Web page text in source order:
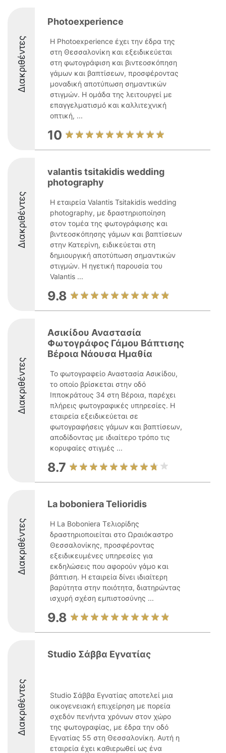
Διακριθέντες
Photoexperience
Η Photoexperience έχει την έδρα της
στη Θεσσαλονίκη και εξειδικεύεται
στη φωτογράφιση και βιντεοσκόπηση
γάμων και βαπτίσεων, προσφέροντας
μοναδική αποτύπωση σημαντικών
στιγμών. Η ομάδα της λειτουργεί με
επαγγελματισμό και καλλιτεχνική
οπτική, ...
10
Διακριθέντες
valantis tsitakidis wedding
photography
Η εταιρεία Valantis Tsitakidis wedding
photography, με δραστηριοποίηση
στον τομέα της φωτογράφισης και
βιντεοσκόπησης γάμων και βαπτίσεων
στην Κατερίνη, ειδικεύεται στη
δημιουργική αποτύπωση σημαντικών
στιγμών. Η ηγετική παρουσία του
Valantis ...
9.8
Διακριθέντες
Ασικίδου Αναστασία
Φωτογράφος Γάμου Βάπτισης
Βέροια Νάουσα Ημαθία
Το φωτογραφείο Αναστασία Ασικίδου,
το οποίο βρίσκεται στην οδό
Ιπποκράτους 34 στη Βέροια, παρέχει
πλήρεις φωτογραφικές υπηρεσίες. Η
εταιρεία εξειδικεύεται σε
φωτογραφήσεις γάμων και βαπτίσεων,
αποδίδοντας με ιδιαίτερο τρόπο τις
κορυφαίες στιγμές ...
8.7
Διακριθέντες
La boboniera Telioridis
Η La Boboniera Τελιορίδης
δραστηριοποιείται στο Ωραιόκαστρο
Θεσσαλονίκης, προσφέροντας
εξειδικευμένες υπηρεσίες για
εκδηλώσεις που αφορούν γάμο και
βάπτιση. Η εταιρεία δίνει ιδιαίτερη
βαρύτητα στην ποιότητα, διατηρώντας
ισχυρή σχέση εμπιστοσύνης ...
9.8
Διακριθέντες
Studio Σάββα Εγνατίας
Studio Σάββα Εγνατίας αποτελεί μια
οικογενειακή επιχείρηση με πορεία
σχεδόν πενήντα χρόνων στον χώρο
της φωτογραφίας, με έδρα την οδό
Εγνατίας 55 στη Θεσσαλονίκη. Αυτή η
εταιρεία έχει καθιερωθεί ως ένα